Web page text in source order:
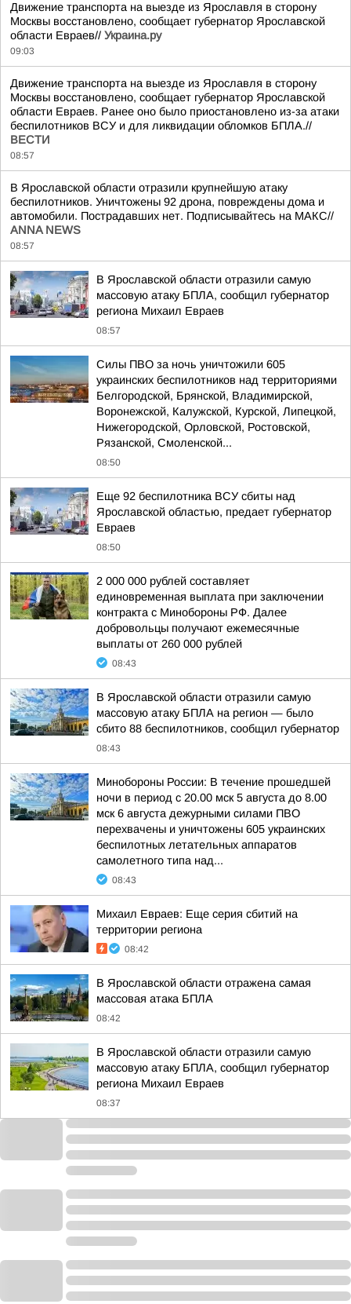
Движение транспорта на выезде из Ярославля в сторону
Москвы восстановлено, сообщает губернатор Ярославской
области Евраев// Украина.ру
09:03
Движение транспорта на выезде из Ярославля в сторону
Москвы восстановлено, сообщает губернатор Ярославской
области Евраев. Ранее оно было приостановлено из-за атаки
беспилотников ВСУ и для ликвидации обломков БПЛА.//
ВЕСТИ
08:57
В Ярославской области отразили крупнейшую атаку
беспилотников. Уничтожены 92 дрона, повреждены дома и
автомобили. Пострадавших нет. Подписывайтесь на МАКС//
ANNA NEWS
08:57
В Ярославской области отразили самую
массовую атаку БПЛА, сообщил губернатор
региона Михаил Евраев
08:57
Силы ПВО за ночь уничтожили 605
украинских беспилотников над территориями
Белгородской, Брянской, Владимирской,
Воронежской, Калужской, Курской, Липецкой,
Нижегородской, Орловской, Ростовской,
Рязанской, Смоленской...
08:50
Еще 92 беспилотника ВСУ сбиты над
Ярославской областью, предает губернатор
Евраев
08:50
2 000 000 рублей составляет
единовременная выплата при заключении
контракта с Минобороны РФ. Далее
добровольцы получают ежемесячные
выплаты от 260 000 рублей
08:43
В Ярославской области отразили самую
массовую атаку БПЛА на регион — было
сбито 88 беспилотников, сообщил губернатор
08:43
Минобороны России: В течение прошедшей
ночи в период с 20.00 мск 5 августа до 8.00
мск 6 августа дежурными силами ПВО
перехвачены и уничтожены 605 украинских
беспилотных летательных аппаратов
самолетного типа над...
08:43
Михаил Евраев: Еще серия сбитий на
территории региона
08:42
В Ярославской области отражена самая
массовая атака БПЛА
08:42
В Ярославской области отразили самую
массовую атаку БПЛА, сообщил губернатор
региона Михаил Евраев
08:37